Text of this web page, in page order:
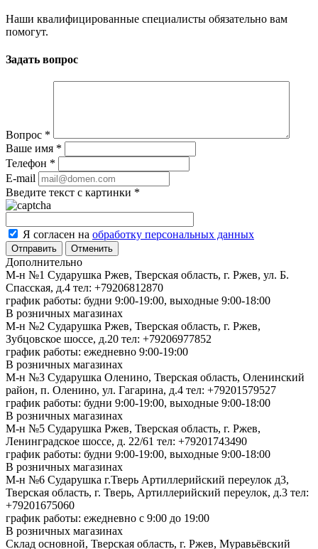
Наши квалифицированные специалисты обязательно вам
помогут.
Задать вопрос
Вопрос *
Ваше имя *
Телефон *
E-mail
Введите текст с картинки *
Я согласен на обработку персональных данных
Отменить
Дополнительно
М-н №1 Сударушка Ржев, Тверская область, г. Ржев, ул. Б.
Спасская, д.4 тел: +79206812870
график работы: будни 9:00-19:00, выходные 9:00-18:00
В розничных магазинах
М-н №2 Cударушка Ржев, Тверская область, г. Ржев,
Зубцовское шоссе, д.20 тел: +79206977852
график работы: ежедневно 9:00-19:00
В розничных магазинах
М-н №3 Сударушка Оленино, Тверская область, Оленинский
район, п. Оленино, ул. Гагарина, д.4 тел: +79201579527
график работы: будни 9:00-19:00, выходные 9:00-18:00
В розничных магазинах
М-н №5 Сударушка Ржев, Тверская область, г. Ржев,
Ленинградское шоссе, д. 22/61 тел: +79201743490
график работы: будни 9:00-19:00, выходные 9:00-18:00
В розничных магазинах
М-н №6 Сударушка г.Тверь Артиллерийский переулок д3,
Тверская область, г. Тверь, Артиллерийский переулок, д.3 тел:
+79201675060
график работы: ежедневно с 9:00 до 19:00
В розничных магазинах
Склад основной, Тверская область, г. Ржев, Муравьёвский